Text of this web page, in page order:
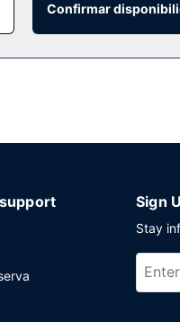
24 horas. Há
Confirmar
Sign
Stay